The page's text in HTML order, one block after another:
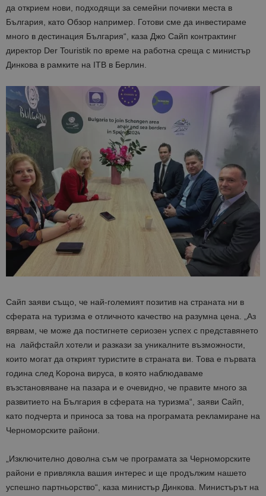
да открием нови, подходящи за семейни почивки места в
България, като Обзор например. Готови сме да инвестираме
много в дестинация България“, каза Джо Сайп контрактинг
директор Der Touristik по време на работна среща с министър
Динкова в рамките на ITB в Берлин.
Сайп заяви също, че най-големият позитив на страната ни в
сферата на туризма е отличното качество на разумна цена. „Аз
вярвам, че може да постигнете сериозен успех с представянето
на лайфстайл хотели и разкази за уникалните възможности,
които могат да открият туристите в страната ви. Това е първата
година след Kорона вируса, в която наблюдаваме
възстановяване на пазара и е очевидно, че правите много за
развитието на България в сферата на туризма“, заяви Сайп,
като подчерта и приноса за това на програмата рекламиране на
Черноморските райони.
„Изключително доволна съм че програмата за Черноморските
райони е привлякла вашия интерес и ще продължим нашето
успешно партньорство“, каза министър Динкова. Министърът на